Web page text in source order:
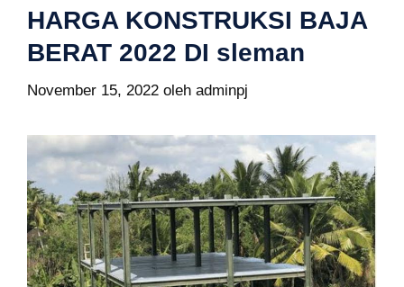
HARGA KONSTRUKSI BAJA
BERAT 2022 DI sleman
November 15, 2022 oleh adminpj